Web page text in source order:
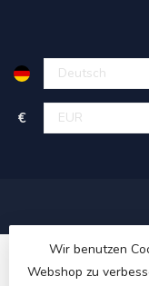
€
Wir benutzen
Webshop zu